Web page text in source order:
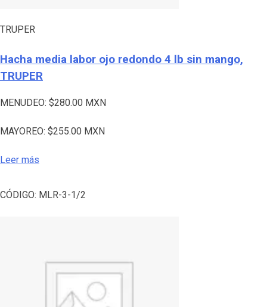
TRUPER
Hacha media labor ojo redondo 4 lb sin mango,
TRUPER
MENUDEO: $280.00 MXN
MAYOREO: $255.00 MXN
Leer más
CÓDIGO: MLR-3-1/2